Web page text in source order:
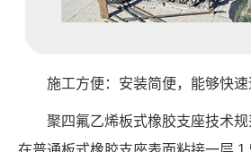
施工方便：安装简便，能够快速
聚四氟乙烯板式橡胶支座技术